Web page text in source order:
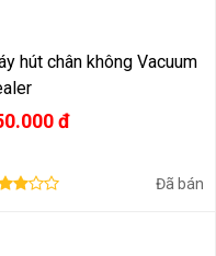
hút chân không Vacuum
đ
Đã bán